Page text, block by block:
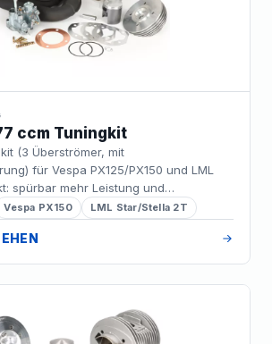
ccm Tuningkit
(3 Überströmer, mit
für Vespa PX125/PX150 und LML
spürbar mehr Leistung und
Touren-Setup – Plug-
Vespa PX150 LML Star/Stella 2T